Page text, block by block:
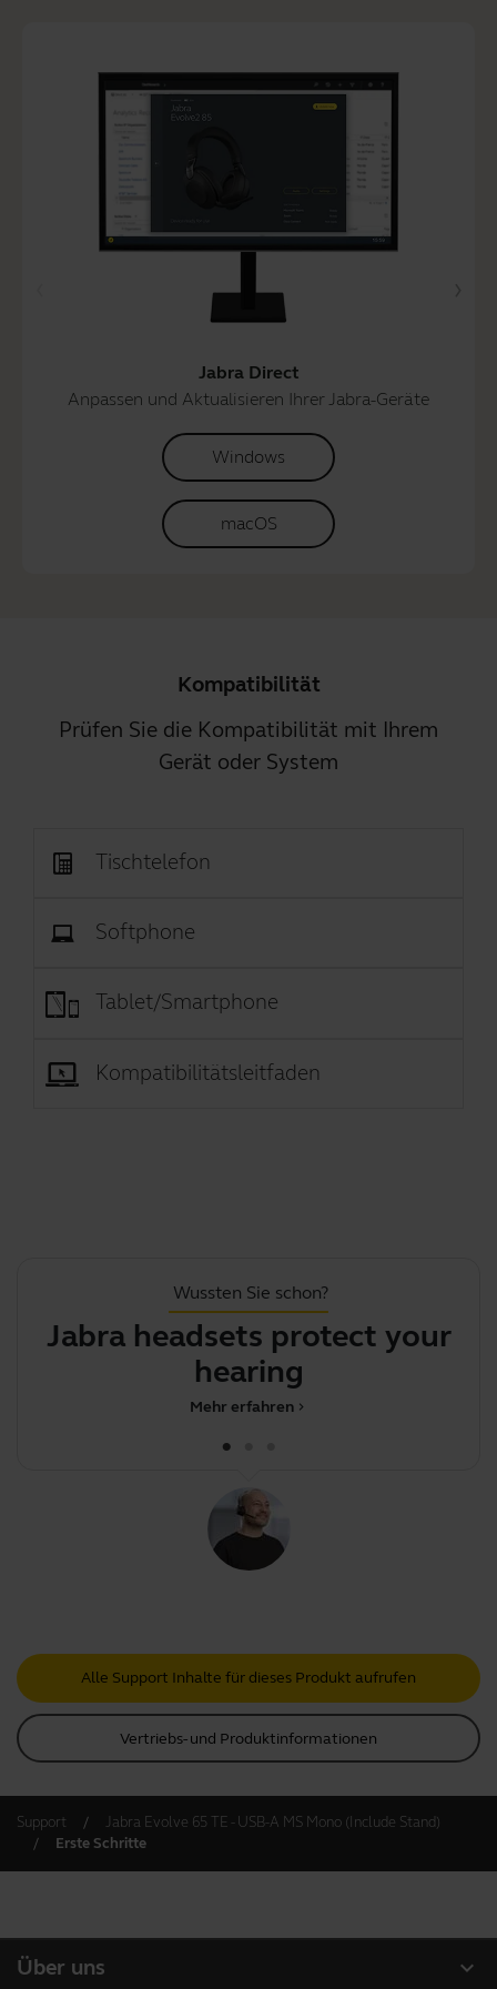
Jabra Direct
Anpassen und Aktualisieren Ihrer Jabra-Geräte
Windows
macOS
Kompatibilität
Prüfen Sie die Kompatibilität mit Ihrem
Gerät oder System
Tischtelefon
Softphone
Tablet/Smartphone
Kompatibilitätsleitfaden
Wussten Sie schon?
Jabra headsets protect your
hearing
chevron_right
Mehr erfahren
Alle Support Inhalte für dieses Produkt aufrufen
Vertriebs- und Produktinformationen
Support
Jabra Evolve 65 TE - USB-A MS Mono (Include Stand)
Erste Schritte
expand_more
Über uns